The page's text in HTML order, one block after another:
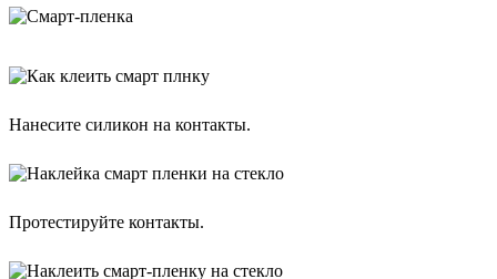
Нанесите силикон на контакты.
Протестируйте контакты.